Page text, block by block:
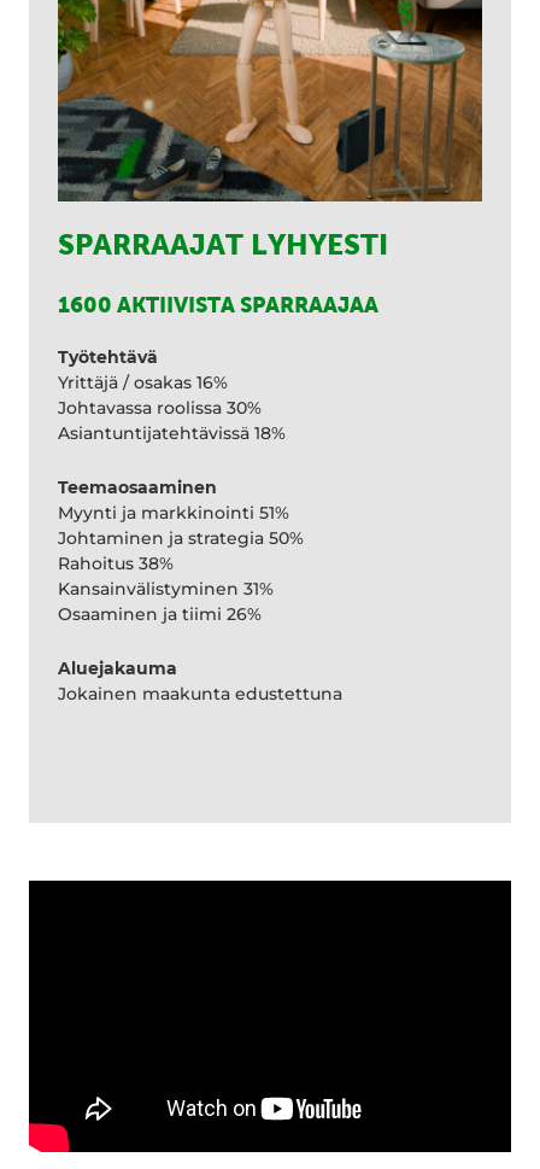
SPARRAAJAT LYHYESTI
1600 AKTIIVISTA SPARRAAJAA
Työtehtävä
Yrittäjä / osakas 16%
Johtavassa roolissa 30%
Asiantuntijatehtävissä 18%
Teemaosaaminen
Myynti ja markkinointi 51%
Johtaminen ja strategia 50%
Rahoitus 38%
Kansainvälistyminen 31%
Osaaminen ja tiimi 26%
Aluejakauma
Jokainen maakunta edustettuna